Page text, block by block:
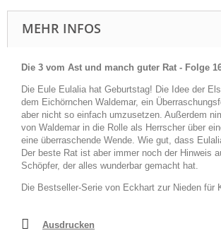
MEHR INFOS
Die 3 vom Ast und manch guter Rat - Folge
Die Eule Eulalia hat Geburtstag! Die Idee der
dem Eichörnchen Waldemar, ein
aber nicht so einfach umzusetzen. Außerdem
von Waldemar in die Rolle als Herrscher über
eine überraschende Wende. Wie gut, dass
Der beste Rat ist aber immer noch der Hinweis
Schöpfer, der alles wunderbar gemacht hat.
Die Bestseller-Serie von Eckhart zur Nieden für
Ausdrucken